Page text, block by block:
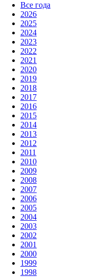
Все года
2026
2025
2024
2023
2022
2021
2020
2019
2018
2017
2016
2015
2014
2013
2012
2011
2010
2009
2008
2007
2006
2005
2004
2003
2002
2001
2000
1999
1998